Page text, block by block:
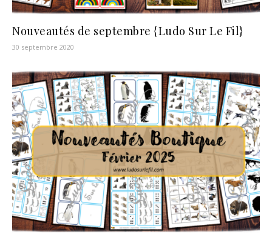
Nouveautés de septembre {Ludo Sur Le Fil}
30 septembre 2020